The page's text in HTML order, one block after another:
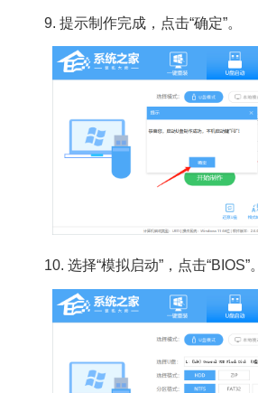
9. 提示制作完成，点击“确定”。
10. 选择“模拟启动”，点击“BIOS”。